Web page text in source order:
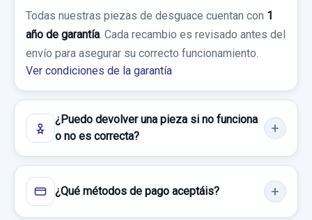
Ref:757729
10,00 €
Sin IVA, gastos de envío no incluidos.
Consultar por whatsapp
46987 usado.
SEAT ALHAMBRA (7V8) GRAN VIA
Garantía 1 año
19,00 €
Consultar por whatsapp
Todas nuestras piezas de desguace cuentan con 1
año de garantía . Cada recambio es revisado antes del
envío para asegurar su correcto funcionamiento.
Ver condiciones de la garantía
¿Puedo devolver una pieza si no funciona
o no es correcta?
¿Qué métodos de pago aceptáis?